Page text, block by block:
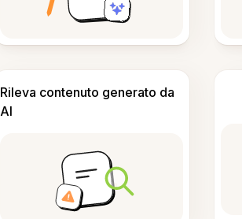
Rileva contenuto generato da
AI